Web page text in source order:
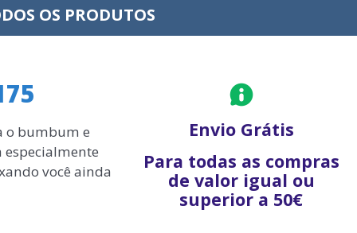
OS PRODUTOS
o bumbum e
especialmente
você ainda
Envio Grátis
Para todas as compras
de valor igual ou
superior a 50€